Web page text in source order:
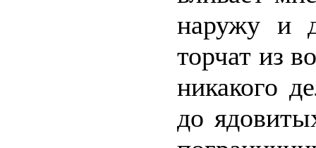
наружу и
торчат из
никакого
до